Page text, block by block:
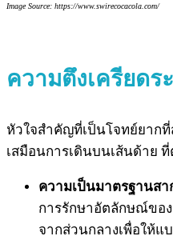
Image Source: https://www.swirecocacola.com/
ความตึงเครียดร
หัวใจสำคัญที่เป็นโจทย์ยาก
เสมือนการเดินบนเส้นด้าย
ความเป็นมาตรฐานสา
การรักษาอัตลักษณ์ของ
จากส่วนกลางเพื่อให้แ